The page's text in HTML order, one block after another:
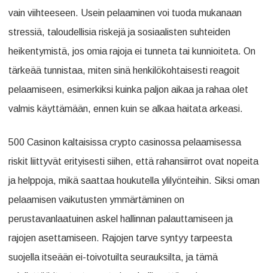
Hallinnassa
Verkkopeleissä
vain viihteeseen. Usein pelaaminen voi tuoda mukanaan
stressiä, taloudellisia riskejä ja sosiaalisten suhteiden
heikentymistä, jos omia rajoja ei tunneta tai kunnioiteta. On
tärkeää tunnistaa, miten sinä henkilökohtaisesti reagoit
pelaamiseen, esimerkiksi kuinka paljon aikaa ja rahaa olet
valmis käyttämään, ennen kuin se alkaa haitata arkeasi.
500 Casinon kaltaisissa crypto casinossa pelaamisessa
riskit liittyvät erityisesti siihen, että rahansiirrot ovat nopeita
ja helppoja, mikä saattaa houkutella ylilyönteihin. Siksi oman
pelaamisen vaikutusten ymmärtäminen on
perustavanlaatuinen askel hallinnan palauttamiseen ja
rajojen asettamiseen. Rajojen tarve syntyy tarpeesta
suojella itseään ei-toivotuilta seurauksilta, ja tämä